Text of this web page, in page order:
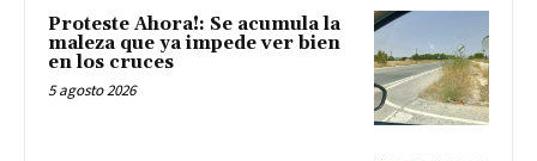
Proteste Ahora!: Se acumula la
maleza que ya impede ver bien
en los cruces
5 agosto 2026